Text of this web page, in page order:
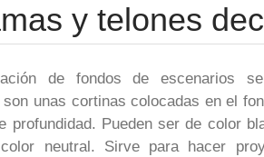
y telones
de fondos de escenarios
unas cortinas colocadas en el
profundidad. Pueden ser de color
neutral. Sirve para hacer